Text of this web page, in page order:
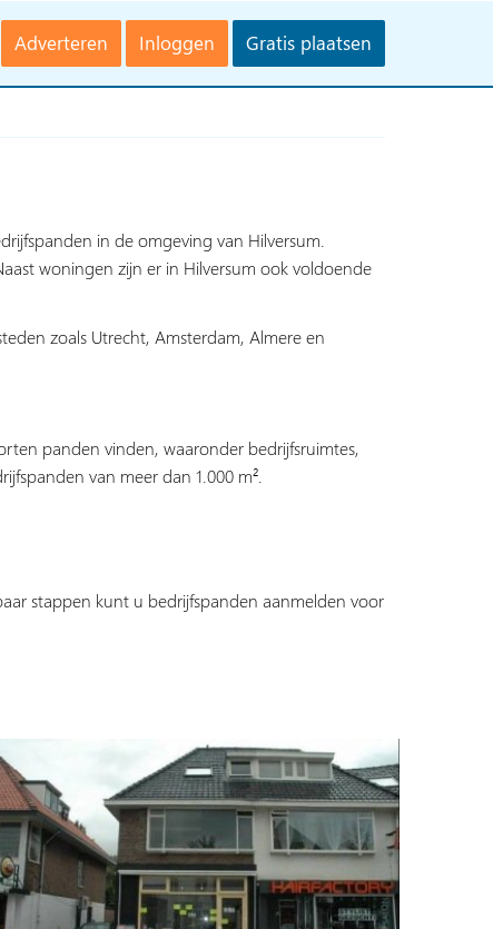
Adverteren Inloggen Gratis plaatsen
in de omgeving van Hilversum.
woningen zijn er in Hilversum ook voldoende
zoals Utrecht, Amsterdam, Almere en
panden vinden, waaronder bedrijfsruimtes,
van meer dan 1.000 m².
stappen kunt u bedrijfspanden aanmelden voor